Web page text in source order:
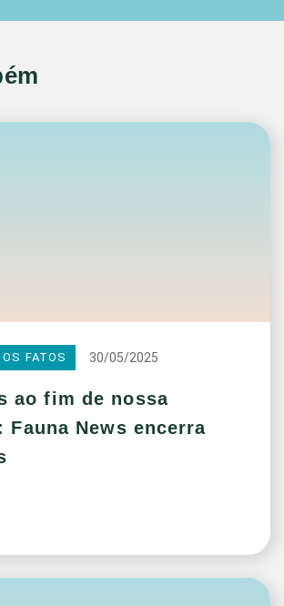
FATOS 30/05/2025
ao fim de nossa
News encerra